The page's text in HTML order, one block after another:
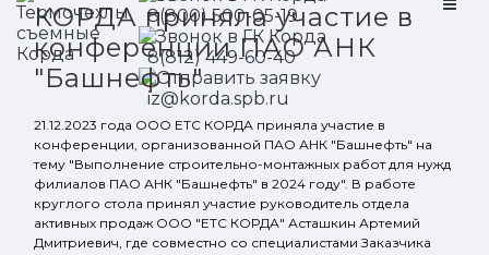
8(800) 500-05-19
8(812) 449-60-40
iz@korda.spb.ru
КОРДА приняла участие в
конференции ПАО АНК
"Башнефть"
21.12.2023 года ООО ЕТС КОРДА приняла участие в
конференции, организованной ПАО АНК "Башнефть" на
тему "Выполнение строительно-монтажных работ для нужд
филиалов ПАО АНК "Башнефть" в 2024 году". В работе
круглого стола принял участие руководитель отдела
активных продаж ООО "ЕТС КОРДА" Асташкин Артемий
Дмитриевич, где совместно со специалистами Заказчика